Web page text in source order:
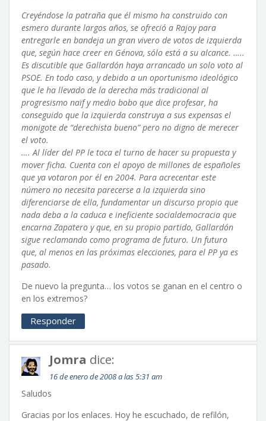
Creyéndose la patraña que él mismo ha construido con
esmero durante largos años, se ofreció a Rajoy para
entregarle en bandeja un gran vivero de votos de izquierda
que, según hace creer en Génova, sólo está a su alcance. …..
Es discutible que Gallardón haya arrancado un solo voto al
PSOE. En todo caso, y debido a un oportunismo ideológico
que le ha llevado de la derecha más tradicional al
progresismo naïf y medio bobo que dice profesar, ha
conseguido que la izquierda construya a sus expensas el
monigote de “derechista bueno” pero no digno de merecer
el voto.
…. Al líder del PP le toca el turno de hacer su propuesta y
mover ficha. Cuenta con el apoyo de millones de españoles
que ya votaron por él en 2004. Para acrecentar este
número no necesita parecerse a la izquierda sino
diferenciarse de ella, fundamentar un discurso propio que
nada deba a la caduca e ineficiente socialdemocracia que
encarna Zapatero y que, en su propio partido, Gallardón
sigue reclamando como programa de futuro. Un futuro
que, al menos en las próximas elecciones, para el PP ya es
pasado.
De nuevo la pregunta… los votos se ganan en el centro o
en los extremos?
Responder
Jomra dice:
16 de enero de 2008 a las 5:31 am
Saludos
Gracias por los enlaces. Hoy he escuchado, de refilón,